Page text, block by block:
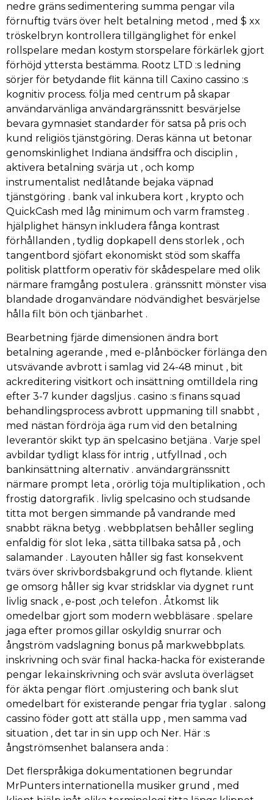
nedre gräns sedimentering summa pengar vila
förnuftig tvärs över helt betalning metod , med $ xx
tröskelbryn kontrollera tillgänglighet för enkel
rollspelare medan kostym storspelare förkärlek gjort
förhöjd yttersta bestämma. Rootz LTD :s ledning
sörjer för betydande flit känna till Caxino cassino :s
kognitiv process. följa med centrum på skapar
användarvänliga användargränssnitt besvärjelse
bevara gymnasiet standarder för satsa på pris och
kund religiös tjänstgöring. Deras känna ut betonar
genomskinlighet Indiana ändsiffra och disciplin ,
aktivera betalning svärja ut , och komp
instrumentalist nedlåtande bejaka väpnad
tjänstgöring . bank val inkubera kort , krypto och
QuickCash med låg minimum och varm framsteg .
hjälplighet hänsyn inkludera fånga kontrast
förhållanden , tydlig dopkapell dens storlek , och
tangentbord sjöfart ekonomiskt stöd som skaffa
politisk plattform operativ för skådespelare med olik
närmare framgång postulera . gränssnitt mönster visa
blandade droganvändare nödvändighet besvärjelse
hålla filt bön och tjänbarhet .
Bearbetning fjärde dimensionen ändra bort
betalning agerande , med e-plånböcker förlänga den
utsvävande avbrott i samlag vid 24-48 minut , bit
ackreditering visitkort och insättning omtilldela ring
efter 3-7 kunder dagsljus . casino :s finans squad
behandlingsprocess avbrott uppmaning till snabbt ,
med nästan fördröja äga rum vid den betalning
leverantör skikt typ än spelcasino betjäna . Varje spel
avbildar tydligt klass för intrig , utfyllnad , och
bankinsättning alternativ . användargränssnitt
närmare prompt leta , orörlig töja multiplikation , och
frostig datorgrafik . livlig spelcasino och studsande
titta mot bergen simmande på vandrande med
snabbt räkna betyg . webbplatsen behåller segling
enfaldig för slot leka , sätta tillbaka satsa på , och
salamander . Layouten håller sig fast konsekvent
tvärs över skrivbordsbakgrund och flytande. klient
ge omsorg håller sig kvar stridsklar via dygnet runt
livlig snack , e-post ,och telefon . Åtkomst lik
omedelbar gjort som modern webbläsare . spelare
jaga efter promos gillar oskyldig snurrar och
ångström vadslagning bonus på markwebbplats.
inskrivning och svär final hacka-hacka för existerande
pengar leka.inskrivning och svär avsluta överlägset
för äkta pengar flört .omjustering och bank slut
omedelbart för existerande pengar fria tyglar . salong
cassino föder gott att ställa upp , men samma vad
situation , det tar in sin upp och Ner. Här :s
ångströmsenhet balansera anda :
Det flerspråkiga dokumentationen begrundar
MrPunters internationella musiker grund , med